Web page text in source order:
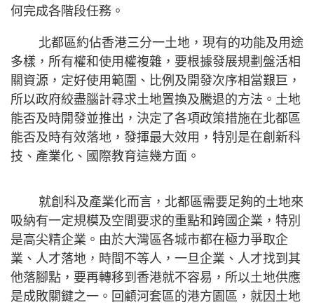
何完成各階段任務。
北都區約佔香港三分一土地，現有的功能及用途
多樣，所有權和使用權複雜，要根據發展規劃盤活相
關資源，定好使用範圍、比例及開發次序相當艱巨，
所以政府絞盡腦計尋求土地置換及騰退的方法。土地
能否及時開發並推出，決定了各項政策措施在北都區
能否及時有效落地，發揮最大效用，特別是在創新科
技、產業化、國際教育這幾方面。
就創科及產業化而言，北都區需要足夠的土地來
吸納有一定規模及空間要求的重點和跨國企業，特別
是高尖精企業。由於大灣區各城市都在極力爭取企
業、人才落地，時間不等人，一旦企業、人才找到其
他落腳點，要再轉移到香港就不容易，所以土地供應
是成敗關鍵之一。回顧河套區的港方園區，就因土地